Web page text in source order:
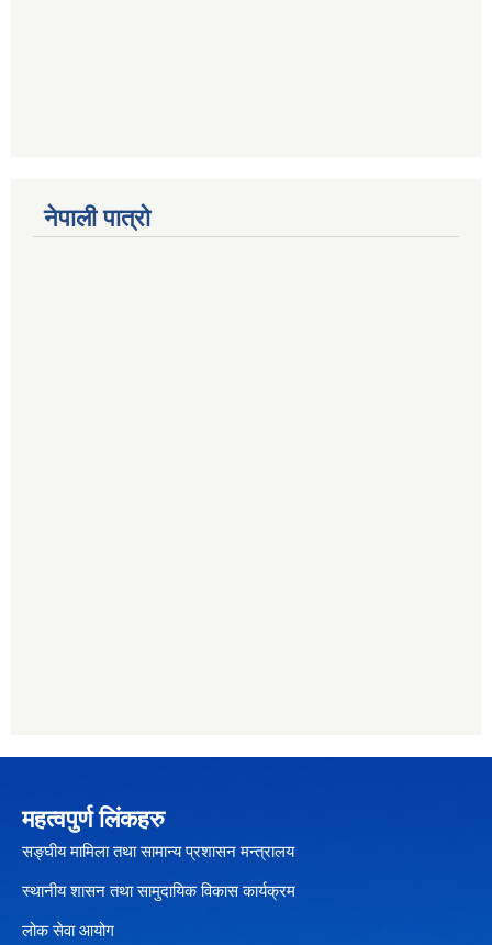
नेपाली पात्रो
महत्वपुर्ण लिंकहरु
सङ्घीय मामिला तथा सामान्य प्रशासन मन्त्रालय
स्थानीय शासन तथा सामुदायिक विकास कार्यक्रम
लोक सेवा आयोग